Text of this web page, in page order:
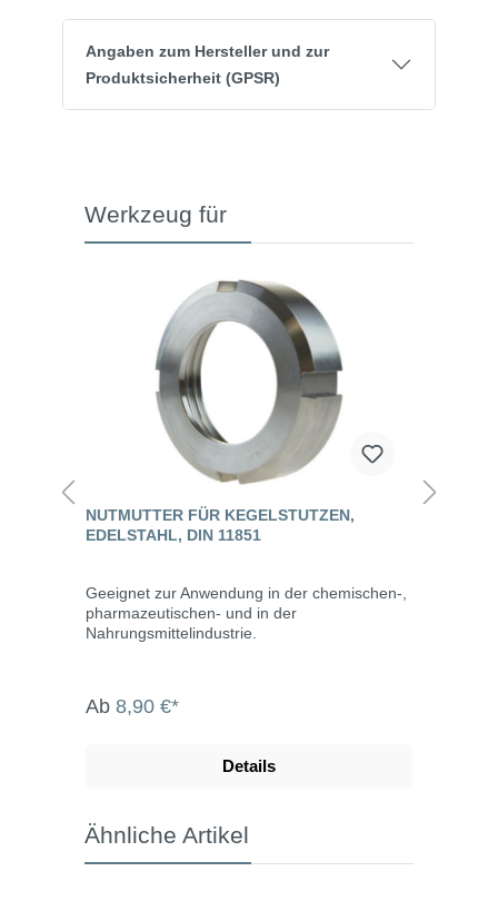
Angaben zum Hersteller und zur
Produktsicherheit (GPSR)
Werkzeug für
NUTMUTTER FÜR KEGELSTUTZEN,
EDELSTAHL, DIN 11851
Geeignet zur Anwendung in der chemischen-,
pharmazeutischen- und in der
Nahrungsmittelindustrie.
Ab 8,90 €*
Details
Ähnliche Artikel